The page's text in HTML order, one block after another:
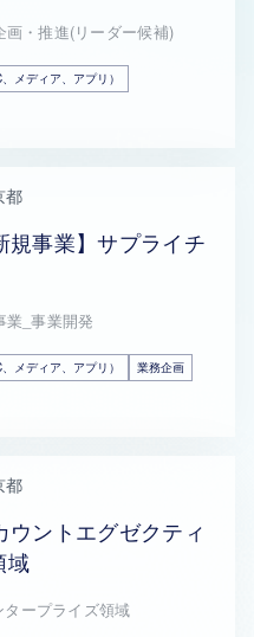
・推進(リーダー候補)
メディア、アプリ）
都
事業】サプライチ
業_事業開発
メディア、アプリ）
業務企画
都
ントエグゼクティ
域
ープライズ領域